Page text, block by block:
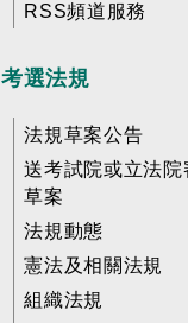
RSS頻道服務
考選法規
法規草案公告
送考試院或立法院
草案
法規動態
憲法及相關法規
組織法規